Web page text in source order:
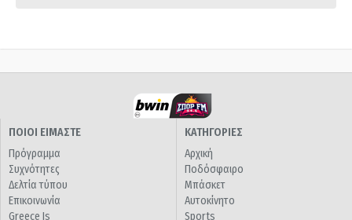
ΠΟΙΟΙ ΕΙΜΑΣΤΕ
Πρόγραμμα
Συχνότητες
Δελτία τύπου
Επικοινωνία
Greece Is
ΚΑΤΗΓΟΡΙΕΣ
Αρχική
Ποδόσφαιρο
Μπάσκετ
Αυτοκίνητο
Sports